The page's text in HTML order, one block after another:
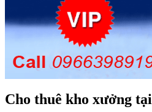
Cho thuê kho xưởng